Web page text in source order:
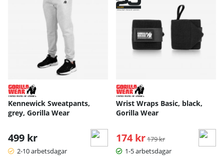
Kennewick Sweatpants,
grey, Gorilla Wear
499 kr
2-10 arbetsdagar
Wrist Wraps Basic, black,
Gorilla Wear
174 kr Ordinarie pris:
179 kr
1-5 arbetsdagar